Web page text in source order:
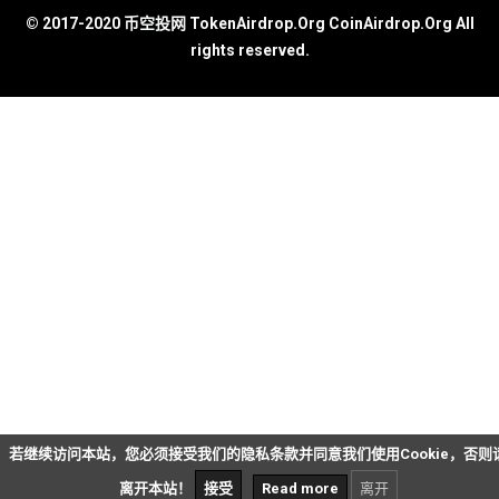
© 2017-2020 币空投网 TokenAirdrop.Org CoinAirdrop.Org All
rights reserved.
若继续访问本站，您必须接受我们的隐私条款并同意我们使用Cookie，否则
离开本站！ 接受 Read more 离开